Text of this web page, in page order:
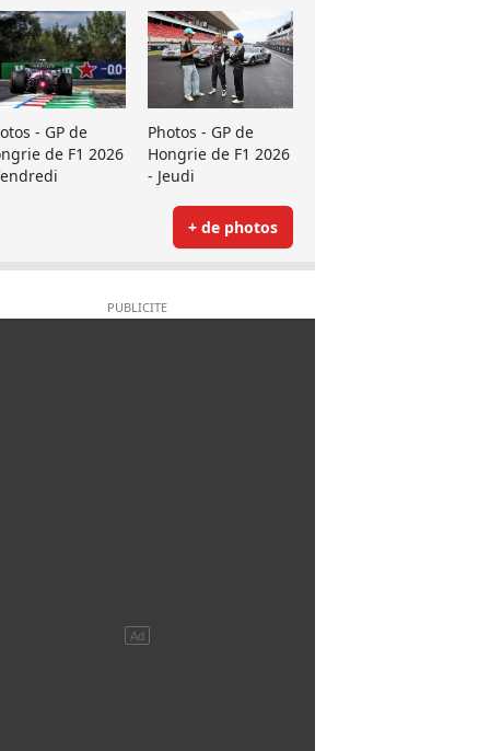
- GP de
de F1 2026
Photos - GP de
Hongrie de F1 2026
- Jeudi
+ de photos